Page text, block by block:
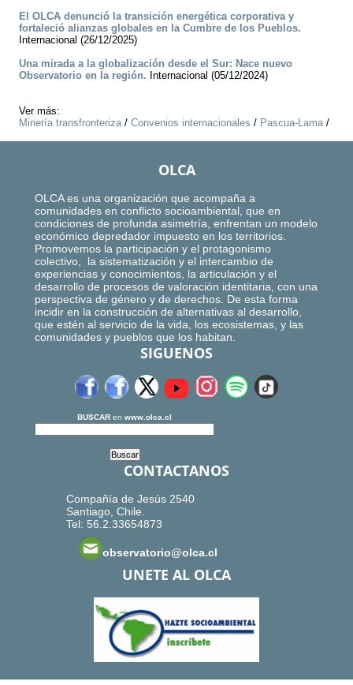
El OLCA denunció la transición energética corporativa y
fortaleció alianzas globales en la Cumbre de los Pueblos.
Internacional (26/12/2025)
Una mirada a la globalización desde el Sur: Nace nuevo
Observatorio en la región. Internacional (05/12/2024)
Ver más:
Minería transfronteriza/ Convenios internacionales / Pascua-Lama/
OLCA
OLCA es una organización que acompaña a
comunidades en conflicto socioambiental, que en
condiciones de profunda asimetría, enfrentan un modelo
económico depredador impuesto en los territorios.
Promovemos la participación y el protagonismo
colectivo, la sistematización y el intercambio de
experiencias y conocimientos, la articulación y el
desarrollo de procesos de valoración identitaria, con una
perspectiva de género y de derechos. De esta forma
incidir en la construcción de alternativas al desarrollo,
que estén al servicio de la vida, los ecosistemas, y las
comunidades y pueblos que los habitan.
SIGUENOS
BUSCAR en www.olca.cl
CONTACTANOS
Compañía de Jesús 2540
Santiago, Chile.
Tel: 56.2.33654873
observatorio@olca.cl
UNETE AL OLCA